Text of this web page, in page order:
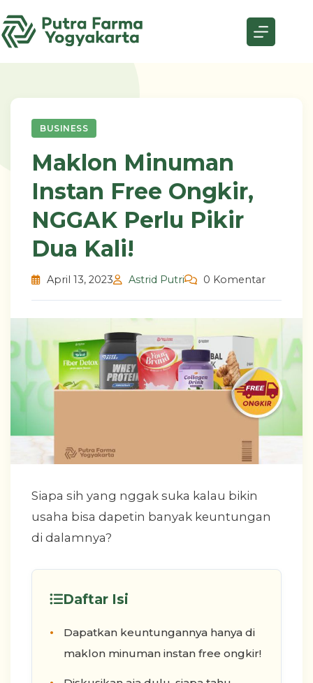
to
content
BUSINESS
Maklon Minuman
Instan Free Ongkir,
NGGAK Perlu Pikir
Dua Kali!
April 13, 2023 Astrid Putri 0 Komentar
Siapa sih yang nggak suka kalau bikin
usaha bisa dapetin banyak keuntungan
di dalamnya?
Daftar Isi
Dapatkan keuntungannya hanya di
maklon minuman instan free ongkir!